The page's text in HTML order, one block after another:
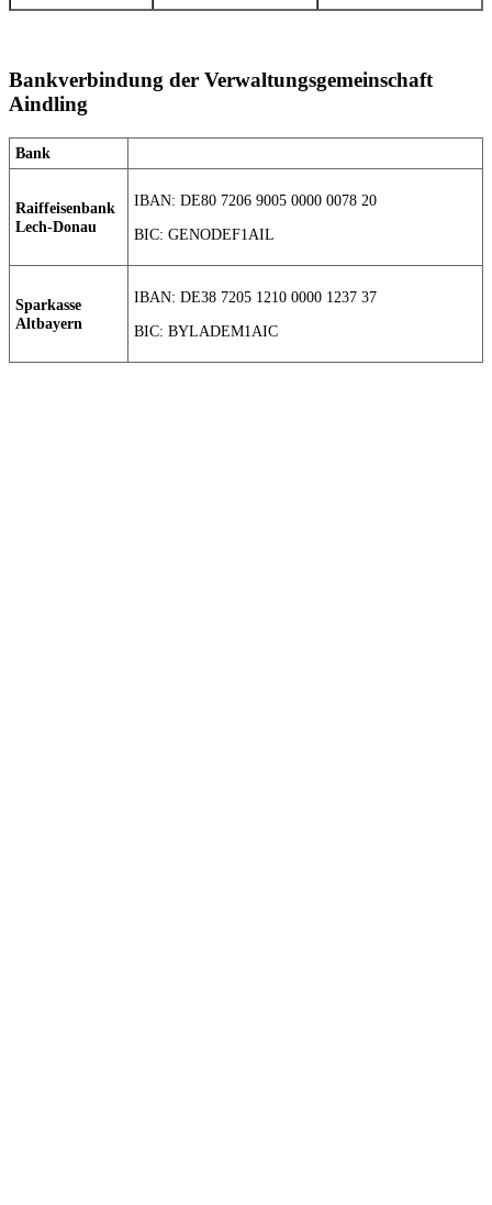
Bankverbindung der Verwaltungsgemeinschaft
Aindling
Bank
Raiffeisenbank
Lech-Donau
IBAN: DE80 7206 9005 0000 0078 20
BIC: GENODEF1AIL
Sparkasse
Altbayern
IBAN: DE38 7205 1210 0000 1237 37
BIC: BYLADEM1AIC